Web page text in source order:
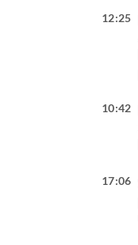
12:25
10:42
17:06